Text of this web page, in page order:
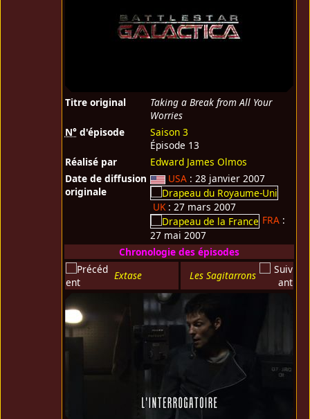
Titre original
Taking a Break from All Your
Worries
N°d'épisode
Saison 3
Épisode 13
Réalisé par
Edward James Olmos
Date de diffusion
originale
USA: 28 janvier 2007
UK: 27 mars 2007
FRA:
27 mai 2007
Chronologie des épisodes
Extase
Les Sagitarrons